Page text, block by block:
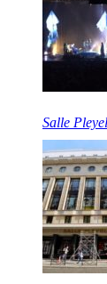
Salle